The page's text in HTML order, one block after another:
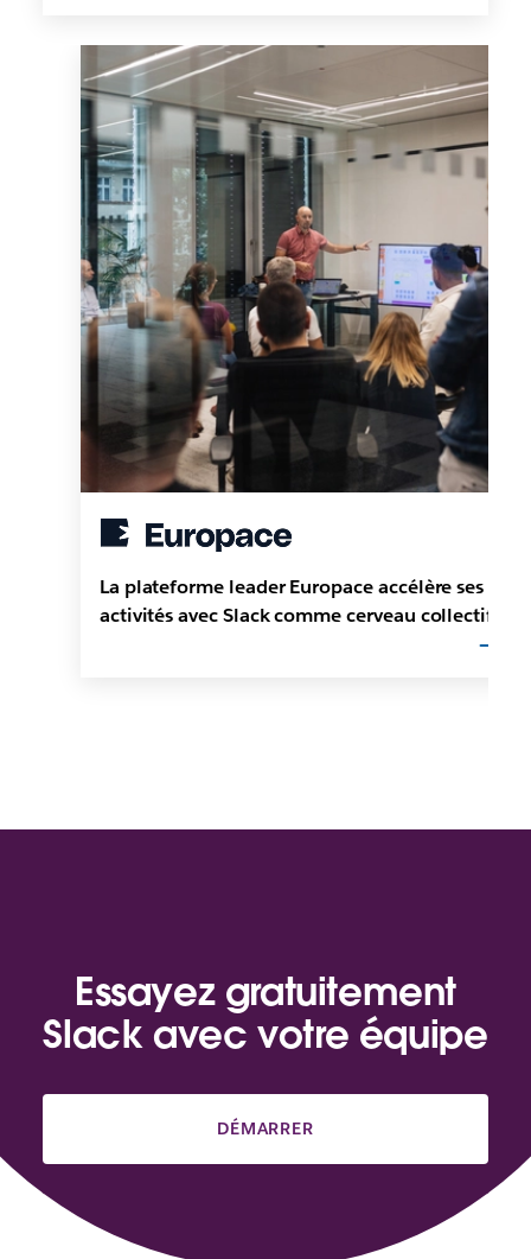
La plateforme leader Europace accélère ses
activités avec Slack comme cerveau collectif
Essayez gratuitement
Slack avec votre équipe
DÉMARRER